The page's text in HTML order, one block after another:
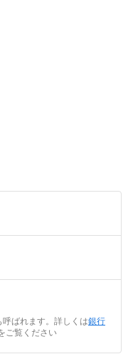
ばれます。詳しくは銀行
ご覧ください